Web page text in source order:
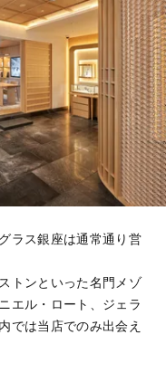
ラス銀座は通常通り営
トンといった名門メゾ
エル・ロート、ジェラ
では当店でのみ出会え